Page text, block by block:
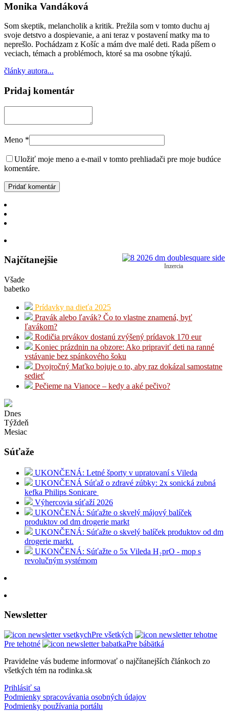
Monika Vandáková
Som skeptik, melancholik a kritik. Prežila som v tomto duchu aj
svoje detstvo a dospievanie, a ani teraz v postavení matky ma to
neprešlo. Pochádzam z Košíc a mám dve malé deti. Rada píšem o
veciach, témach a problémoch, ktoré sa ma osobne týkajú.
články autora...
Pridaj komentár
Meno *
Uložiť moje meno a e-mail v tomto prehliadači pre moje budúce
komentáre.